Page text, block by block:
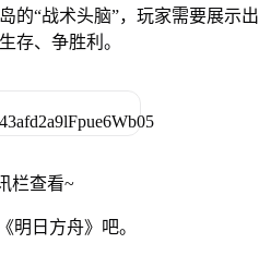
的“战术头脑”，玩家需要展示出
存、争胜利。
栏查看~
明日方舟》吧。